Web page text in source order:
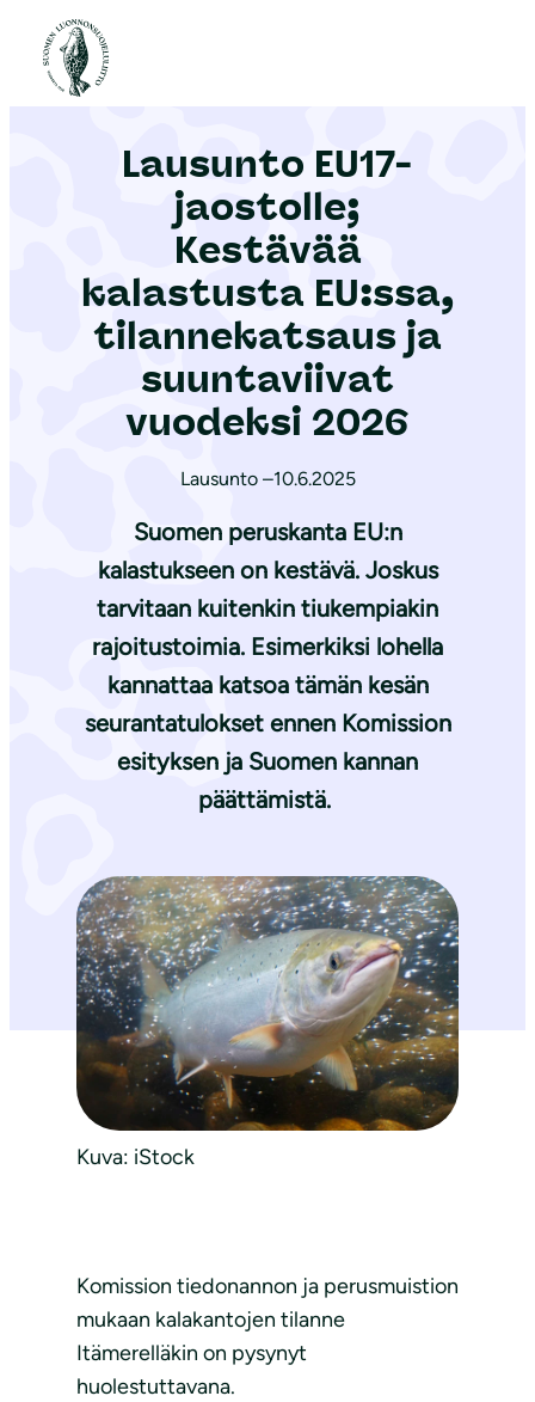
Etusivu
Lausunto EU17-
jaostolle;
Kestävää
kalastusta EU:ssa,
tilannekatsaus ja
suuntaviivat
vuodeksi 2026
Lausunto –10.6.2025
Suomen peruskanta EU:n
kalastukseen on kestävä. Joskus
tarvitaan kuitenkin tiukempiakin
rajoitustoimia. Esimerkiksi lohella
kannattaa katsoa tämän kesän
seurantatulokset ennen Komission
esityksen ja Suomen kannan
päättämistä.
Kuva: iStock
Komission tiedonannon ja perusmuistion
mukaan kalakantojen tilanne
Itämerelläkin on pysynyt
huolestuttavana.